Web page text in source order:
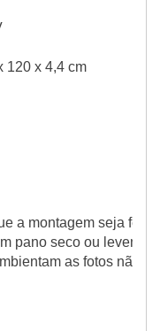
120 x 4,4 cm
a montagem seja
pano seco ou
as fotos não